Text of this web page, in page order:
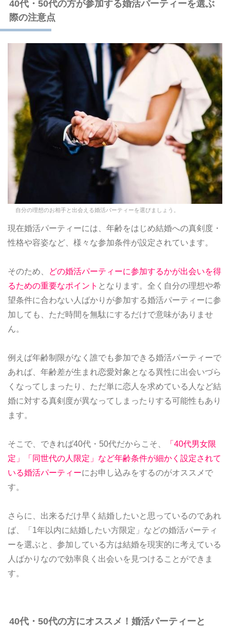
40代・50代の方が参加する婚活パーティーを選ぶ
際の注意点
自分の理想のお相手と出会える婚活パーティーを選びましょう。
現在婚活パーティーには、年齢をはじめ結婚への真剣度・
性格や容姿など、様々な参加条件が設定されています。
そのため、
どの婚活パーティーに参加するかが出会いを得
るための重要なポイント となります。全く自分の理想や希
望条件に合わない人ばかりが参加する婚活パーティーに参
加しても、ただ時間を無駄にするだけで意味がありませ
ん。
例えば年齢制限がなく誰でも参加できる婚活パーティーで
あれば、年齢差が生まれ恋愛対象となる異性に出会いづら
くなってしまったり、ただ単に恋人を求めている人など結
婚に対する真剣度が異なってしまったりする可能性もあり
ます。
そこで、できれば40代・50代だからこそ、
「40代男女限
定」「同世代の人限定」など年齢条件が細かく設定されて
いる婚活パーティーにお申し込みをするのがオススメで
す。
さらに、出来るだけ早く結婚したいと思っているのであれ
ば、「1年以内に結婚したい方限定」などの婚活パーティ
ーを選ぶと、参加している方は結婚を現実的に考えている
人ばかりなので効率良く出会いを見つけることができま
す。
40代・50代の方にオススメ！婚活パーティーと